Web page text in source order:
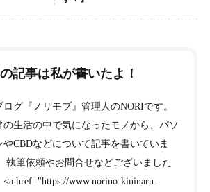
記事は私が書いたよ！
ログ『ノリモブ』管理人のNORIです。
の生活の中で気になったモノから、パソ
やCBDなどについて記事を書いていま
執筆依頼やお問合せなどございました
<a href="https://www.norino-kininaru-